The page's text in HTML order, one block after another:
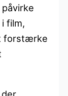
film,
forstærke